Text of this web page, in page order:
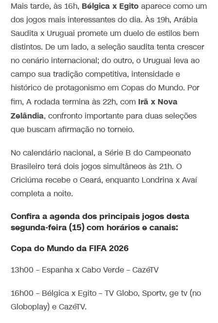
Mais tarde, às 16h, Bélgica x Egito aparece como um
dos jogos mais interessantes do dia. Às 19h, Arábia
Saudita x Uruguai promete um duelo de estilos bem
distintos. De um lado, a seleção saudita tenta crescer
no cenário internacional; do outro, o Uruguai leva ao
campo sua tradição competitiva, intensidade e
histórico de protagonismo em Copas do Mundo. Por
fim, A rodada termina às 22h, com Irã x Nova
Zelândia, confronto importante para duas seleções
que buscam afirmação no torneio.
No calendário nacional, a Série B do Campeonato
Brasileiro terá dois jogos simultâneos às 21h. O
Criciúma recebe o Ceará, enquanto Londrina x Avaí
completa a noite.
Confira a agenda dos principais jogos desta
segunda-feira (15) com horários e canais:
Copa do Mundo da FIFA 2026
13h00 – Espanha x Cabo Verde – CazéTV
16h00 – Bélgica x Egito – TV Globo, Sportv, ge tv (no
Globoplay) e CazéTV.